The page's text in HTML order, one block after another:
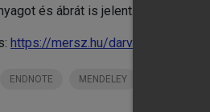
és ábrát is jelent. Reméljük
https://mersz.hu/darvas-laszlo-
ENDNOTE MENDELEY